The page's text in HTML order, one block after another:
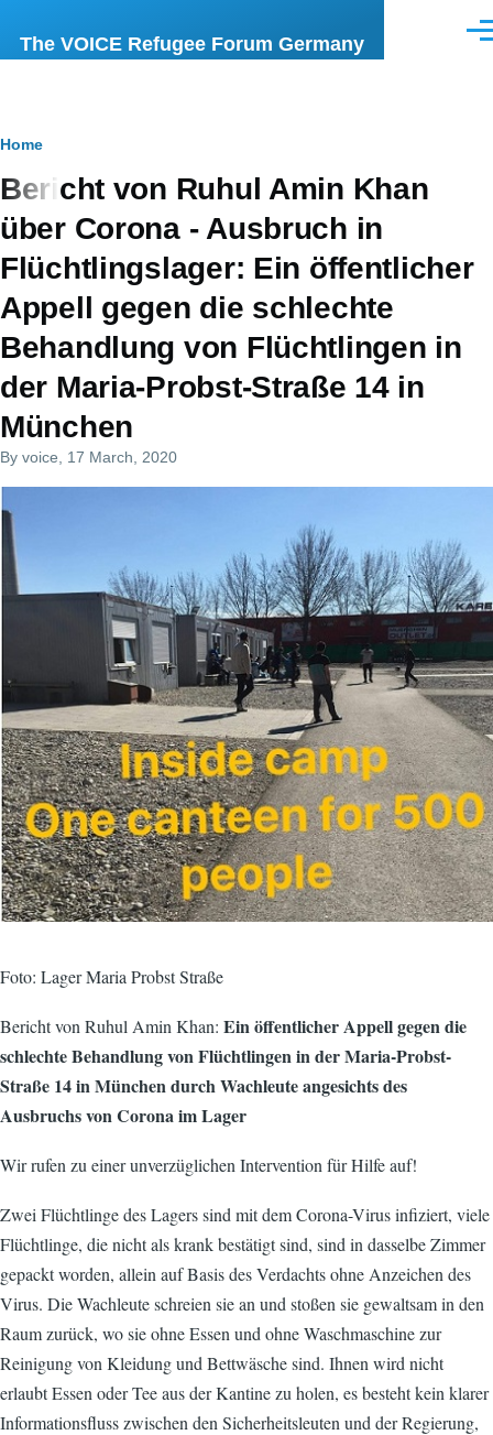
The VOICE Refugee Forum Germany
Breadcrumb
Home
Bericht von Ruhul Amin Khan
über Corona - Ausbruch in
Flüchtlingslager: Ein öffentlicher
Appell gegen die schlechte
Behandlung von Flüchtlingen in
der Maria-Probst-Straße 14 in
München
By voice , 17 March, 2020
Foto: Lager Maria Probst Straße
Bericht von Ruhul Amin Khan: Ein öffentlicher Appell gegen die
schlechte Behandlung von Flüchtlingen in der Maria-Probst-
Straße 14 in München durch Wachleute angesichts des
Ausbruchs von Corona im Lager
Wir rufen zu einer unverzüglichen Intervention für Hilfe auf!
Zwei Flüchtlinge des Lagers sind mit dem Corona-Virus infiziert, viele
Flüchtlinge, die nicht als krank bestätigt sind, sind in dasselbe Zimmer
gepackt worden, allein auf Basis des Verdachts ohne Anzeichen des
Virus. Die Wachleute schreien sie an und stoßen sie gewaltsam in den
Raum zurück, wo sie ohne Essen und ohne Waschmaschine zur
Reinigung von Kleidung und Bettwäsche sind. Ihnen wird nicht
erlaubt Essen oder Tee aus der Kantine zu holen, es besteht kein klarer
Informationsfluss zwischen den Sicherheitsleuten und der Regierung,